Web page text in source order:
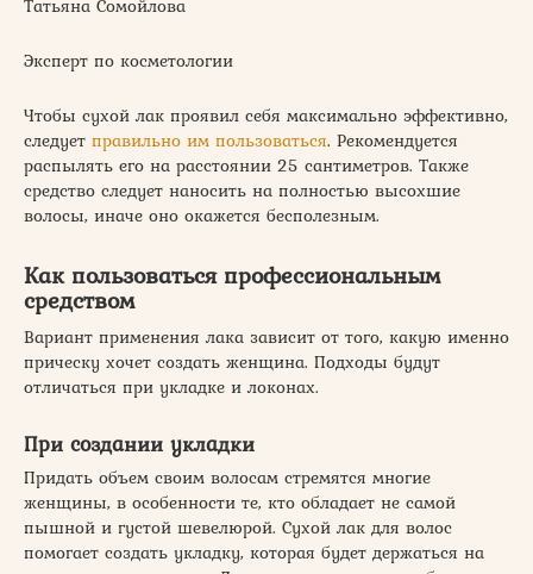
Татьяна Сомойлова
Эксперт по косметологии
Чтобы сухой лак проявил себя максимально эффективно,
следует правильно им пользоваться. Рекомендуется
распылять его на расстоянии 25 сантиметров. Также
средство следует наносить на полностью высохшие
волосы, иначе оно окажется бесполезным.
Как пользоваться профессиональным
средством
Вариант применения лака зависит от того, какую именно
прическу хочет создать женщина. Подходы будут
отличаться при укладке и локонах.
При создании укладки
Придать объем своим волосам стремятся многие
женщины, в особенности те, кто обладает не самой
пышной и густой шевелюрой. Сухой лак для волос
помогает создать укладку, которая будет держаться на